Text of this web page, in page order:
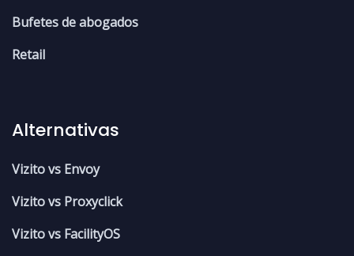
Bufetes de abogados
Retail
Alternativas
Vizito vs Envoy
Vizito vs Proxyclick
Vizito vs FacilityOS